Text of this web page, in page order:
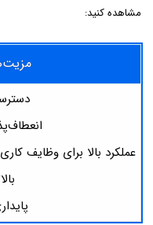
مشاهده کنید:
عملکرد بالا برای وظایف